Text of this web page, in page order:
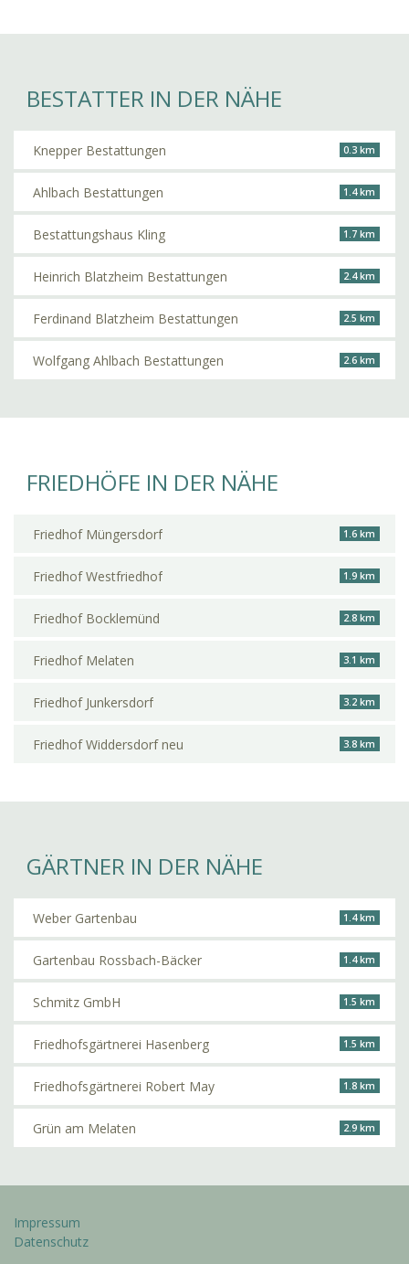
BESTATTER IN DER NÄHE
Knepper Bestattungen 0.3 km
Ahlbach Bestattungen 1.4 km
Bestattungshaus Kling 1.7 km
Heinrich Blatzheim Bestattungen 2.4 km
Ferdinand Blatzheim Bestattungen 2.5 km
Wolfgang Ahlbach Bestattungen 2.6 km
FRIEDHÖFE IN DER NÄHE
Friedhof Müngersdorf 1.6 km
Friedhof Westfriedhof 1.9 km
Friedhof Bocklemünd 2.8 km
Friedhof Melaten 3.1 km
Friedhof Junkersdorf 3.2 km
Friedhof Widdersdorf neu 3.8 km
GÄRTNER IN DER NÄHE
Weber Gartenbau 1.4 km
Gartenbau Rossbach-Bäcker 1.4 km
Schmitz GmbH 1.5 km
Friedhofsgärtnerei Hasenberg 1.5 km
Friedhofsgärtnerei Robert May 1.8 km
Grün am Melaten 2.9 km
Impressum
Datenschutz